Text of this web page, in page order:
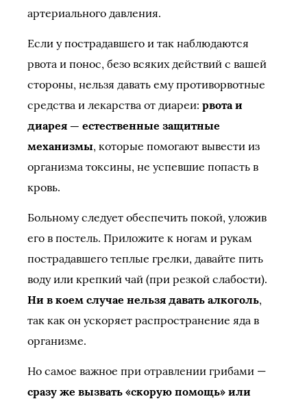
артериального давления.
Если у пострадавшего и так наблюдаются
рвота и понос, безо всяких действий с вашей
стороны, нельзя давать ему противорвотные
средства и лекарства от диареи: рвота и
диарея — естественные защитные
механизмы, которые помогают вывести из
организма токсины, не успевшие попасть в
кровь.
Больному следует обеспечить покой, уложив
его в постель. Приложите к ногам и рукам
пострадавшего теплые грелки, давайте пить
воду или крепкий чай (при резкой слабости).
Ни в коем случае нельзя давать алкоголь,
так как он ускоряет распространение яда в
организме.
Но самое важное при отравлении грибами —
сразу же вызвать «скорую помощь» или